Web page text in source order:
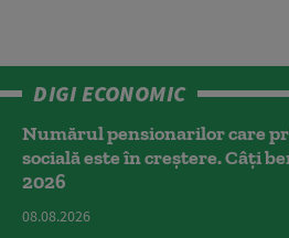
DIGI ECONOMIC
Numărul pensionarilor care
socială este în creștere. Câți
2026
08.08.2026